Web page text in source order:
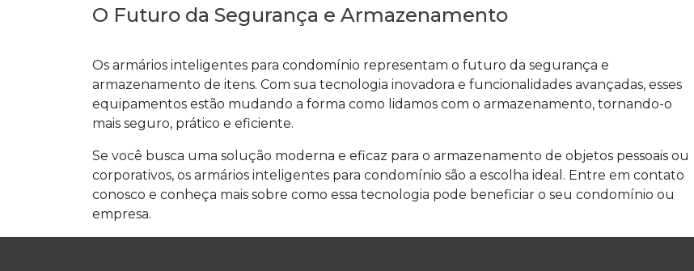
O Futuro da Segurança e Armazenamento
Os armários inteligentes para condomínio representam o futuro da segurança e
armazenamento de itens. Com sua tecnologia inovadora e funcionalidades avançadas, esses
equipamentos estão mudando a forma como lidamos com o armazenamento, tornando-o
mais seguro, prático e eficiente.
Se você busca uma solução moderna e eficaz para o armazenamento de objetos pessoais ou
corporativos, os armários inteligentes para condomínio são a escolha ideal. Entre em contato
conosco e conheça mais sobre como essa tecnologia pode beneficiar o seu condomínio ou
empresa.